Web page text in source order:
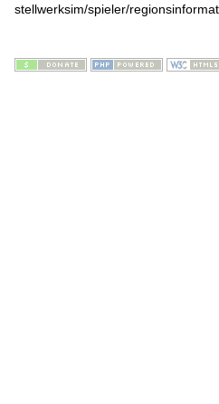
stellwerksim/spieler/